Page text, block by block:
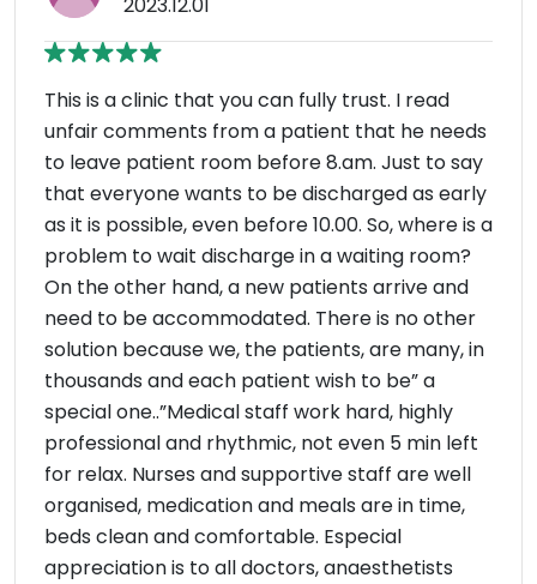
2023.12.01
This is a clinic that you can fully trust. I read
unfair comments from a patient that he needs
to leave patient room before 8.am. Just to say
that everyone wants to be discharged as early
as it is possible, even before 10.00. So, where is a
problem to wait discharge in a waiting room?
On the other hand, a new patients arrive and
need to be accommodated. There is no other
solution because we, the patients, are many, in
thousands and each patient wish to be” a
special one..”Medical staff work hard, highly
professional and rhythmic, not even 5 min left
for relax. Nurses and supportive staff are well
organised, medication and meals are in time,
beds clean and comfortable. Especial
appreciation is to all doctors, anaesthetists